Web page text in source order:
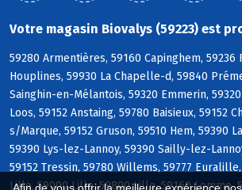
Votre magasin Biovalys (59223) est
59280 Armentières, 59160 Capinghem, 59236
Houplines, 59930 La Chapelle-d, 59840
Sainghin-en-Mélantois, 59320 Emmerin,
Loos, 59152 Anstaing, 59780 Baisieux, 59152
s/Marque, 59152 Gruson, 59510 Hem, 59390
59390 Lys-lez-Lannoy, 59390 Sailly-lez-
59152 Tressin, 59780 Willems, 59777
Lille, 59000 Lille, 59800 Lille, 59160 Lomme,